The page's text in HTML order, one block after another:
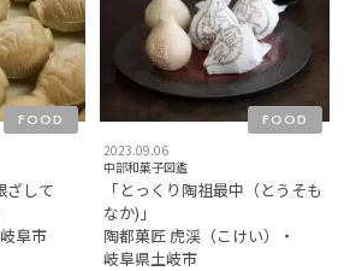
FOOD
ざして
阜市
2023.09.06
FOOD
中部和菓子図鑑
「とっくり陶祖最中（とうそも
なか)」
陶都菓匠 虎渓（こけい）・
岐阜県土岐市